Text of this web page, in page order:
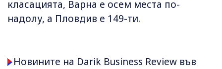
класацията, Варна е осем места по-
надолу, а Пловдив е 149-ти.
Новините на Darik Business Review във